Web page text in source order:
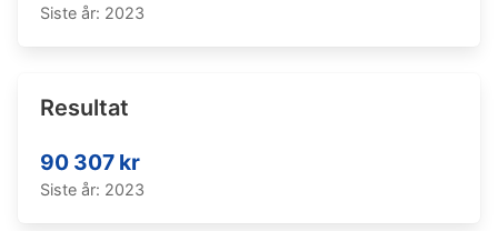
Siste år: 2023
Resultat
90 307 kr
Siste år: 2023